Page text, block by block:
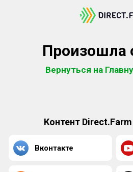
Произошла
Вернуться на
Контент
Вконтакте